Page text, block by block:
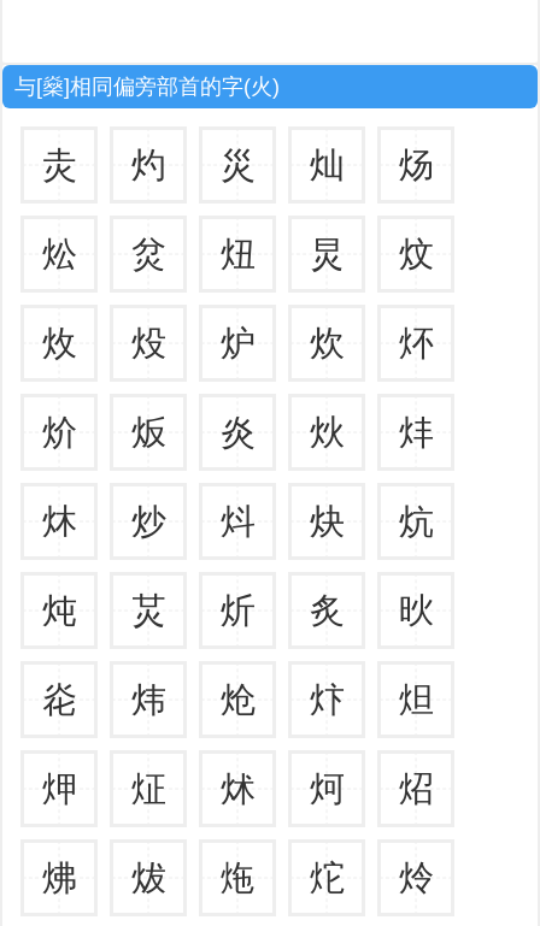
与[燊]相同偏旁部首的字(火)
灻 灼 災 灿 炀
炂 炃 炄 炅 炆
炇 炈 炉 炊 炋
炌 炍 炎 炏 炐
炑 炒 炓 炔 炕
炖 炗 炘 炙 炚
炛 炜 炝 炞 炟
炠 炡 炢 炣 炤
炥 炦 炧 炨 炩